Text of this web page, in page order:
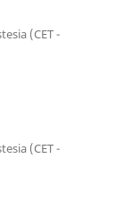
(CET -
(CET -